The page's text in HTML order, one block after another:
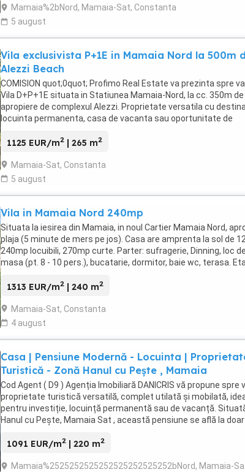
Mamaia%2bNord, Mamaia-Sat, Constanta
5 august
Vila exclusivista P+1E in Mamaia Nord la 500m
Alezzi Beach
COMISION quot;0quot; Profimo Real Estate va prezinta spre
Vila D+P+1E situata in Statiunea Mamaia-Nord, la cc. 350m de
apropiere de complexul Alezzi. Proprietate versatila cu
locuinta permanenta, casa de vacanta sau oportunitate de
1125 EUR/m2 | 265 m2
Mamaia-Sat, Constanta
5 august
Vila in Mamaia Nord 240mp
Situata la iesirea din Mamaia, in noul Cartier Mamaia Nord,
plaja (5 minute de mers pe jos). Casa are amprenta la sol de
240mp locuibili, 270mp curte. Parter: sufragerie, Dinning, loc
masa (pt. 8 - 10 pers.), bucatarie, dormitor, baie wc, terasa.
1313 EUR/m2 | 240 m2
Mamaia-Sat, Constanta
4 august
Casa | Pensiune Modernă - Locuinta |
Turistică - Zonă Hanul cu Pește , Mamaia
Cod Agent ( D9 ) Agenția Imobiliară DANICRIS vă propune spre
proprietate turistică versatilă, complet utilată și mobilată,
pentru investiție, locuință permanentă sau de vacanță.
Hanul cu Pește, Mamaia Sat , această pensiune se află la
1091 EUR/m2 | 220 m2
Mamaia%2525252525252525252525252bNord, Mamaia-